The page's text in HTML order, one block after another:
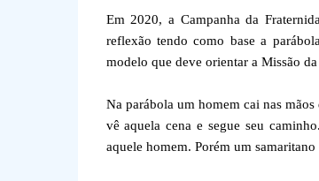
Em 2020, a Campanha da
reflexão tendo como base a
modelo que deve orientar a Missão
Na parábola um homem cai nas
vê aquela cena e segue seu
aquele homem. Porém um